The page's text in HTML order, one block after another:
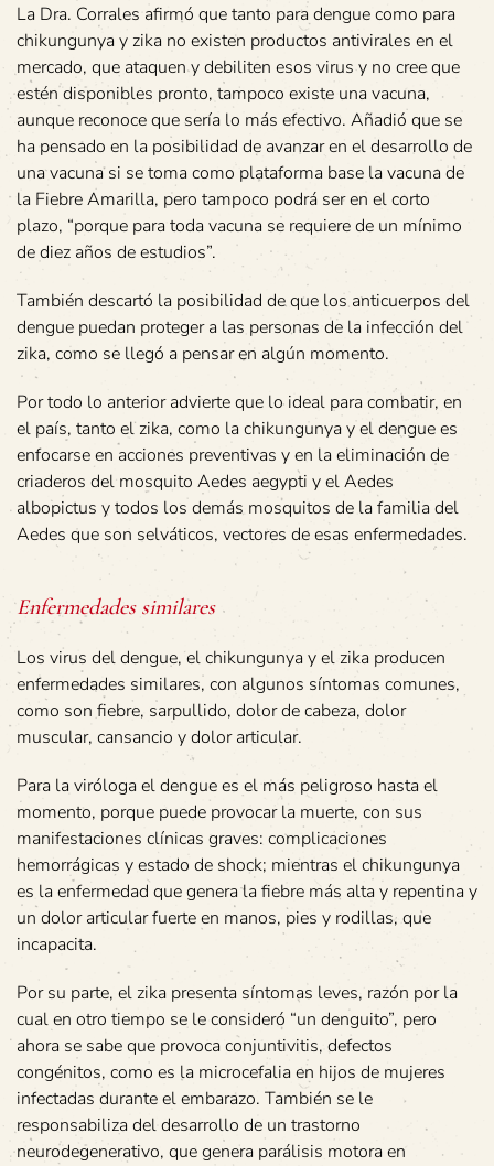
La Dra. Corrales afirmó que tanto para dengue como para
chikungunya y zika no existen productos antivirales en el
mercado, que ataquen y debiliten esos virus y no cree que
estén disponibles pronto, tampoco existe una vacuna,
aunque reconoce que sería lo más efectivo. Añadió que se
ha pensado en la posibilidad de avanzar en el desarrollo de
una vacuna si se toma como plataforma base la vacuna de
la Fiebre Amarilla, pero tampoco podrá ser en el corto
plazo, “porque para toda vacuna se requiere de un mínimo
de diez años de estudios”.
También descartó la posibilidad de que los anticuerpos del
dengue puedan proteger a las personas de la infección del
zika, como se llegó a pensar en algún momento.
Por todo lo anterior advierte que lo ideal para combatir, en
el país, tanto el zika, como la chikungunya y el dengue es
enfocarse en acciones preventivas y en la eliminación de
criaderos del mosquito Aedes aegypti y el Aedes
albopictus y todos los demás mosquitos de la familia del
Aedes que son selváticos, vectores de esas enfermedades.
Enfermedades similares
Los virus del dengue, el chikungunya y el zika producen
enfermedades similares, con algunos síntomas comunes,
como son fiebre, sarpullido, dolor de cabeza, dolor
muscular, cansancio y dolor articular.
Para la viróloga el dengue es el más peligroso hasta el
momento, porque puede provocar la muerte, con sus
manifestaciones clínicas graves: complicaciones
hemorrágicas y estado de shock; mientras el chikungunya
es la enfermedad que genera la fiebre más alta y repentina y
un dolor articular fuerte en manos, pies y rodillas, que
incapacita.
Por su parte, el zika presenta síntomas leves, razón por la
cual en otro tiempo se le consideró “un denguito”, pero
ahora se sabe que provoca conjuntivitis, defectos
congénitos, como es la microcefalia en hijos de mujeres
infectadas durante el embarazo. También se le
responsabiliza del desarrollo de un trastorno
neurodegenerativo, que genera parálisis motora en